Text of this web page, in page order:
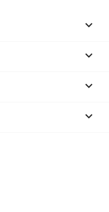



keyboard_arrow_down